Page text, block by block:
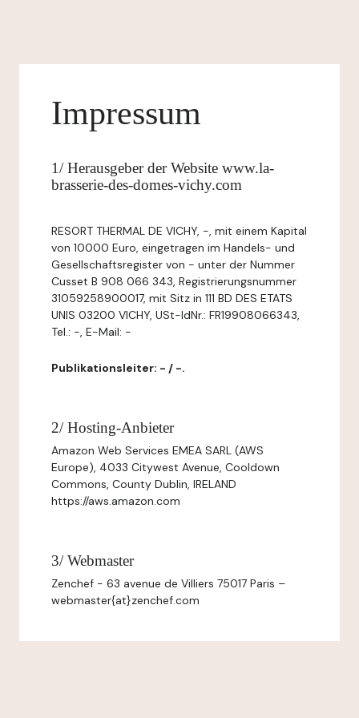
Impressum
1/ Herausgeber der Website www.la-
brasserie-des-domes-vichy.com
RESORT THERMAL DE VICHY, -, mit einem Kapital
von 10000 Euro, eingetragen im Handels- und
Gesellschaftsregister von - unter der Nummer
Cusset B 908 066 343, Registrierungsnummer
31059258900017, mit Sitz in 111 BD DES ETATS
UNIS 03200 VICHY, USt-IdNr.: FR19908066343,
Tel.: -, E-Mail: -
Publikationsleiter: - / -.
2/ Hosting-Anbieter
Amazon Web Services EMEA SARL (AWS
Europe), 4033 Citywest Avenue, Cooldown
Commons, County Dublin, IRELAND
https://aws.amazon.com
3/ Webmaster
Zenchef - 63 avenue de Villiers 75017 Paris –
webmaster{at}zenchef.com